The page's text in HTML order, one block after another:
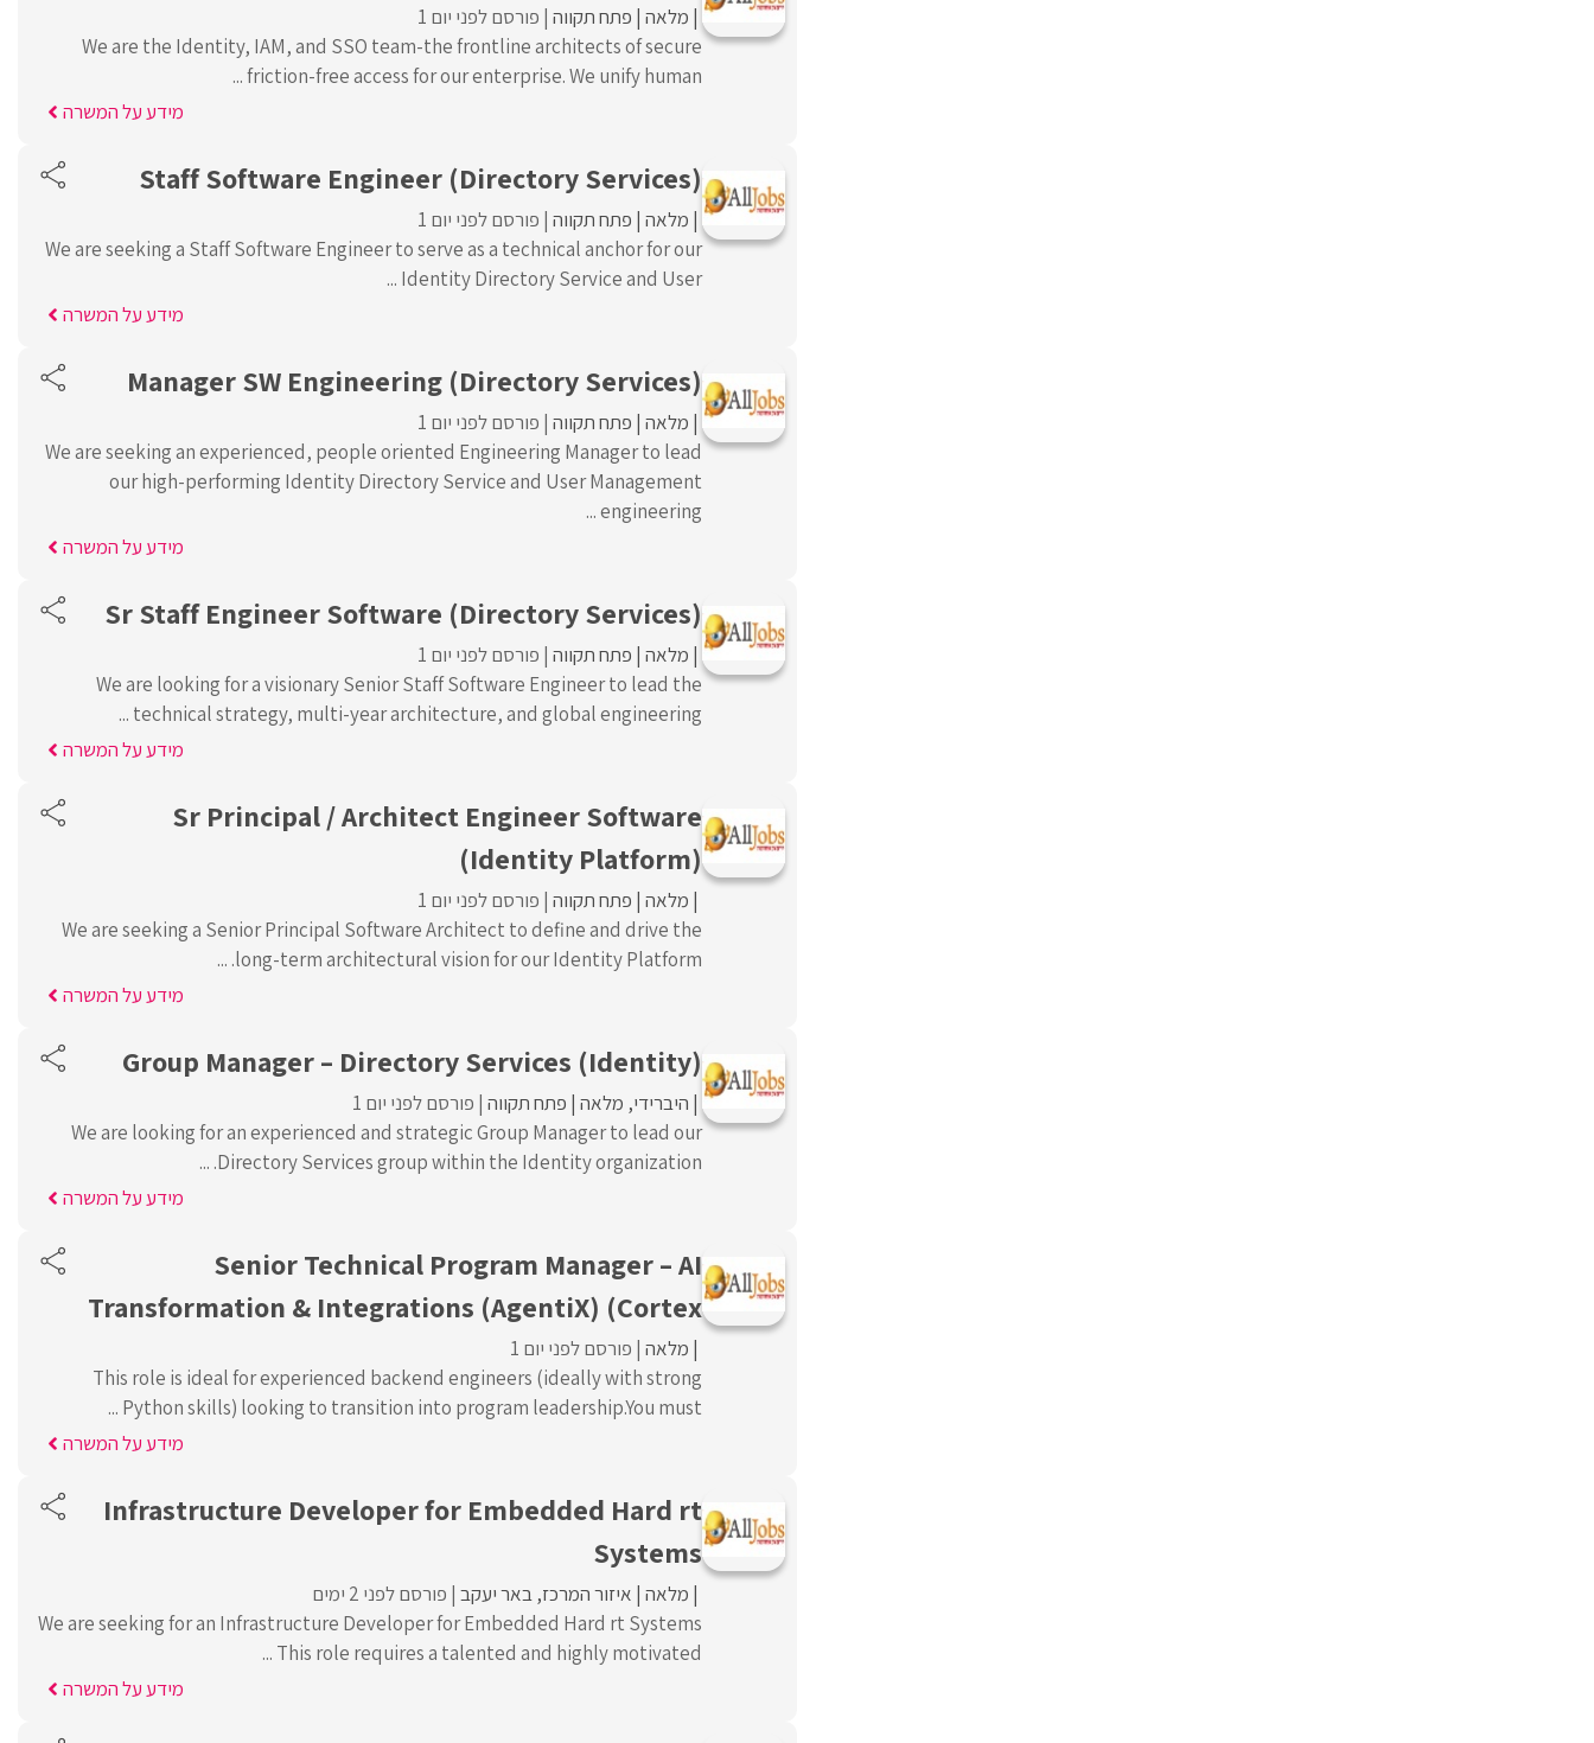
מלאה פתח תקווה פורסם לפני יום 1
We are the Identity, IAM, and SSO team-the frontline architects of secure
friction-free access for our enterprise. We unify human ...
מידע על המשרה
Staff Software Engineer (Directory Services)
מלאה פתח תקווה פורסם לפני יום 1
We are seeking a Staff Software Engineer to serve as a technical anchor for our
Identity Directory Service and User ...
מידע על המשרה
Manager SW Engineering (Directory Services)
מלאה פתח תקווה פורסם לפני יום 1
We are seeking an experienced, people oriented Engineering Manager to lead
our high-performing Identity Directory Service and User Management
engineering ...
מידע על המשרה
Sr Staff Engineer Software (Directory Services)
מלאה פתח תקווה פורסם לפני יום 1
We are looking for a visionary Senior Staff Software Engineer to lead the
technical strategy, multi-year architecture, and global engineering ...
מידע על המשרה
Sr Principal / Architect Engineer Software
(Identity Platform)
מלאה פתח תקווה פורסם לפני יום 1
We are seeking a Senior Principal Software Architect to define and drive the
long-term architectural vision for our Identity Platform. ...
מידע על המשרה
Group Manager – Directory Services (Identity)
היברידי מלאה פתח תקווה פורסם לפני יום 1
We are looking for an experienced and strategic Group Manager to lead our
Directory Services group within the Identity organization. ...
מידע על המשרה
Senior Technical Program Manager – AI
Transformation & Integrations (AgentiX) (Cortex
מלאה פורסם לפני יום 1
This role is ideal for experienced backend engineers (ideally with strong
Python skills) looking to transition into program leadership.You must ...
מידע על המשרה
Infrastructure Developer for Embedded Hard rt
Systems
מלאה איזור המרכז באר יעקב פורסם לפני 2 ימים
We are seeking for an Infrastructure Developer for Embedded Hard rt Systems
This role requires a talented and highly motivated ...
מידע על המשרה